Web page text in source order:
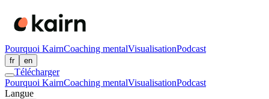
Pourquoi KairnCoaching mentalVisualisationPodcast
fr en
Télécharger
Pourquoi KairnCoaching mentalVisualisationPodcast
Langue